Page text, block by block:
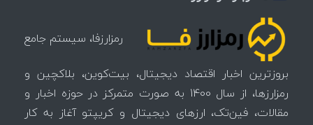
رمزارزفا، سیستم جامع
بروزترین اخبار اقتصاد دیجیتال، بیت‌کوین، بلاکچین و
رمزارزها، از سال 1400 به صورت متمرکز در حوزه اخبار و
مقالات، فین‌تک، ارزهای‌ دیجیتال و کریپتو آغاز به کار